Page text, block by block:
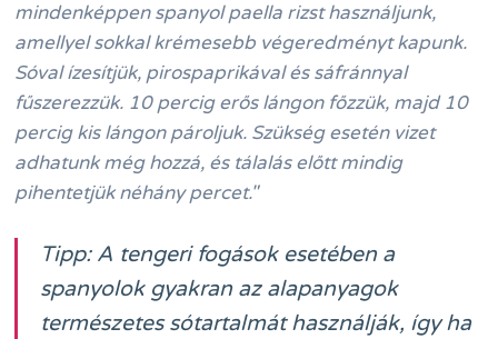
mindenképpen spanyol paella rizst használjunk,
amellyel sokkal krémesebb végeredményt kapunk.
Sóval ízesítjük, pirospaprikával és sáfránnyal
fűszerezzük. 10 percig erős lángon főzzük, majd 10
percig kis lángon pároljuk. Szükség esetén vizet
adhatunk még hozzá, és tálalás előtt mindig
pihentetjük néhány percet."
Tipp: A tengeri fogások esetében a
spanyolok gyakran az alapanyagok
természetes sótartalmát használják, így ha